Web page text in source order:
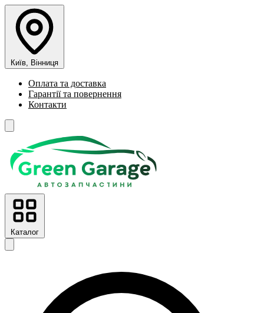
Київ, Вінниця
Оплата та доставка
Гарантії та повернення
Контакти
Каталог